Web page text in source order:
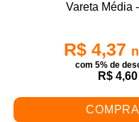
Vareta Média
R$ 4,37
com 5% de
R$ 4,60